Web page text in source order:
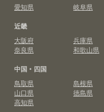
愛知県
岐阜県
近畿
大阪府
兵庫県
奈良県
和歌山県
中国・四国
鳥取県
島根県
山口県
徳島県
高知県